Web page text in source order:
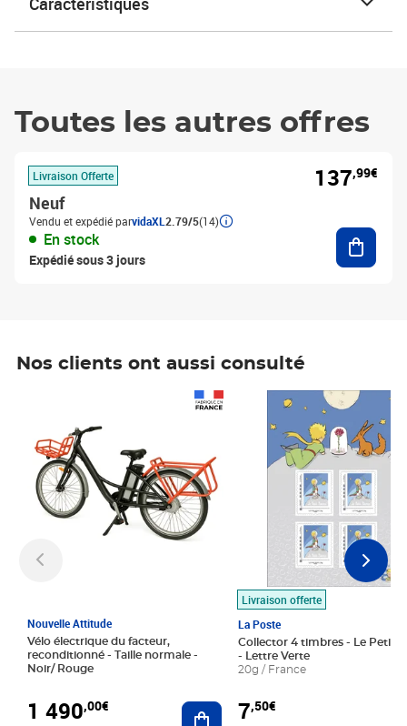
Toutes les autres offres
Livraison Offerte
Neuf
Vendu et expédié parvidaXL 2.79/5(14)
En stock
Expédié sous 3 jours
137,99€
Nos clients ont aussi consulté
Nouvelle Attitude
Vélo électrique du facteur,
reconditionné - Taille normale -
Noir/ Rouge
1 490,00€ Ajouter au panier
Livraison offerte
La Poste
Collector 4 timbres - Le Petit
- Lettre Verte
20g / France
7,50€
Prix 7,50€